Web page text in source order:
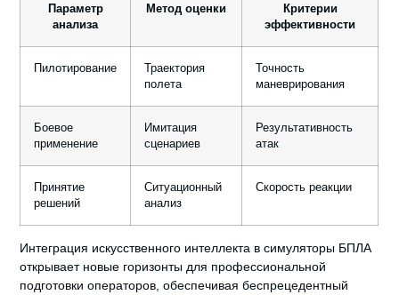
Параметр
анализа
Метод оценки
Критерии
эффективности
Пилотирование
Траектория
полета
Точность
маневрирования
Боевое
применение
Имитация
сценариев
Результативность
атак
Принятие
решений
Ситуационный
анализ
Скорость реакции
Интеграция искусственного интеллекта в симуляторы БПЛА
открывает новые горизонты для профессиональной
подготовки операторов, обеспечивая беспрецедентный